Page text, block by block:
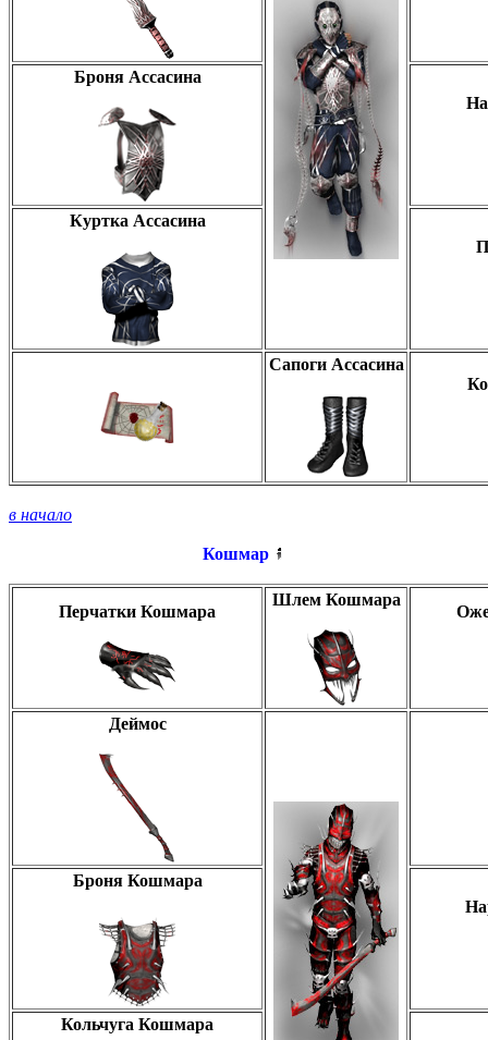
Броня Ассасина
Куртка Ассасина
Сапоги Ассасина
в начало
Кошмар
Перчатки Кошмара
Шлем Кошмара
Деймос
Броня Кошмара
Кольчуга Кошмара